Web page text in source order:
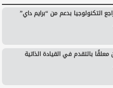
التكنولوجيا بدعم من “برايم داي”
بالتقدم في القيادة الذاتية